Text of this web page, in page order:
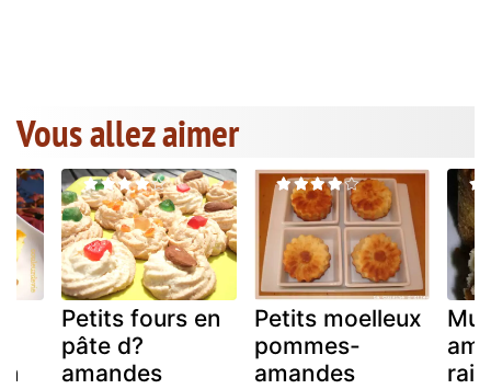
Vous allez aimer
Petits fours en
pâte d?
amandes
Petits moelleux
pommes-
amandes